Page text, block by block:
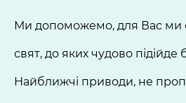
Ми допоможемо, для Вас ми
свят, до яких чудово підійде
Найближчі приводи, не